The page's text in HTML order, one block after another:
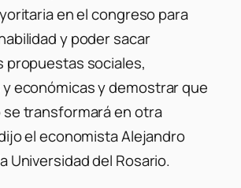
en el congreso para
y poder sacar
propuestas sociales,
económicas y demostrar que
se transformará en otra
el economista Alejandro
Universidad del Rosario.